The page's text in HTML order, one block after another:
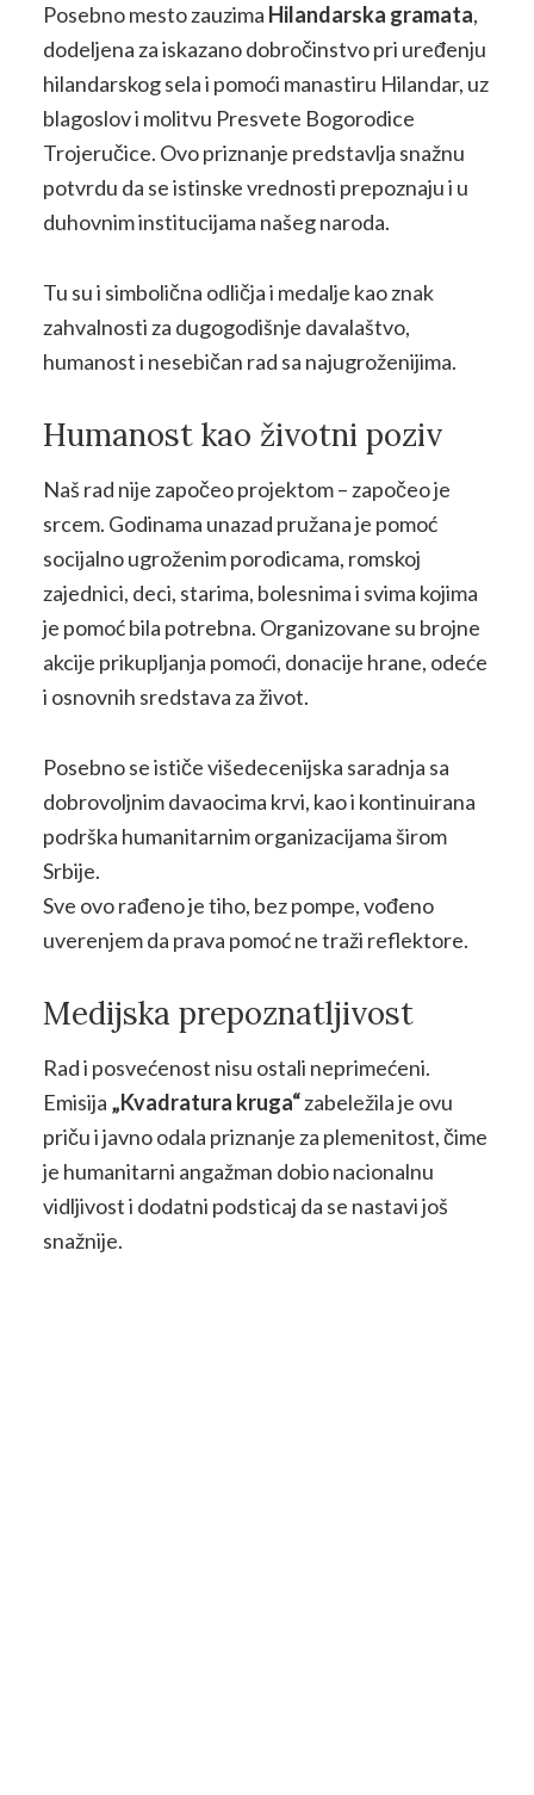
Posebno mesto zauzima Hilandarska gramata,
dodeljena za iskazano dobročinstvo pri uređenju
hilandarskog sela i pomoći manastiru Hilandar, uz
blagoslov i molitvu Presvete Bogorodice
Trojeručice. Ovo priznanje predstavlja snažnu
potvrdu da se istinske vrednosti prepoznaju i u
duhovnim institucijama našeg naroda.
Tu su i simbolična odličja i medalje kao znak
zahvalnosti za dugogodišnje davalaštvo,
humanost i nesebičan rad sa najugroženijima.
Humanost kao životni poziv
Naš rad nije započeo projektom – započeo je
srcem. Godinama unazad pružana je pomoć
socijalno ugroženim porodicama, romskoj
zajednici, deci, starima, bolesnima i svima kojima
je pomoć bila potrebna. Organizovane su brojne
akcije prikupljanja pomoći, donacije hrane, odeće
i osnovnih sredstava za život.
Posebno se ističe višedecenijska saradnja sa
dobrovoljnim davaocima krvi, kao i kontinuirana
podrška humanitarnim organizacijama širom
Srbije.
Sve ovo rađeno je tiho, bez pompe, vođeno
uverenjem da prava pomoć ne traži reflektore.
Medijska prepoznatljivost
Rad i posvećenost nisu ostali neprimećeni.
Emisija „Kvadratura kruga“zabeležila je ovu
priču i javno odala priznanje za plemenitost, čime
je humanitarni angažman dobio nacionalnu
vidljivost i dodatni podsticaj da se nastavi još
snažnije.